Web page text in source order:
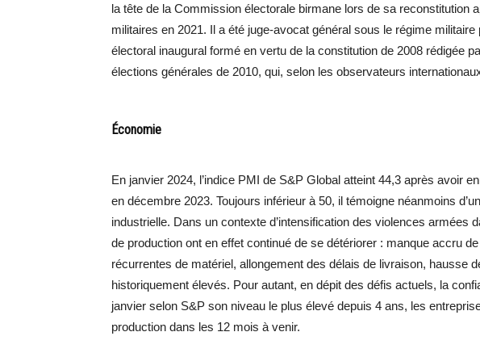
la tête de la Commission électorale birmane lors de sa reconstitution
militaires en 2021. Il a été juge-avocat général sous le régime militaire
électoral inaugural formé en vertu de la constitution de 2008 rédigée
élections générales de 2010, qui, selon les observateurs
Économie
En janvier 2024, l’indice PMI de S&P Global atteint 44,3 après avoir
en décembre 2023. Toujours inférieur à 50, il témoigne néanmoins
industrielle. Dans un contexte d’intensification des violences armées
de production ont en effet continué de se détériorer : manque accru
récurrentes de matériel, allongement des délais de livraison, hausse
historiquement élevés. Pour autant, en dépit des défis actuels, la
janvier selon S&P son niveau le plus élevé depuis 4 ans, les
production dans les 12 mois à venir.